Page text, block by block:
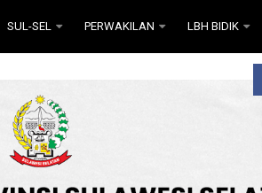
SUL-SEL PERWAKILAN LBH BIDIK